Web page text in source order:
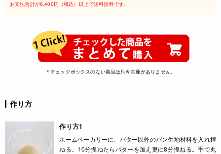
お支払合計が6,400円（税込）以上で送料無料です。
＊チェックボックスのない商品は只今在庫がありません。
作り方
作り方1
ホームベーカリーに、バター以外のパン生地材料を入れ捏
ねる。10分捏ねたらバターを加え更に8分捏ねる。手で丸